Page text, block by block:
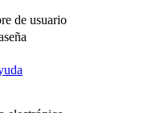
de usuario